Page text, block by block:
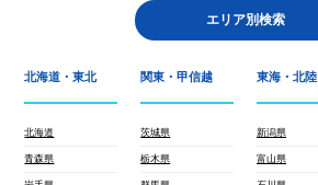
エリア別検索
北海道・東北
北海道
青森県
関東・甲信越
茨城県
栃木県
東海・北陸
新潟県
富山県